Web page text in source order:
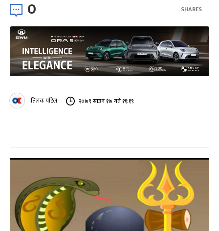
0 SHARES
तिलक पौडेल २०७९ साउन १७ गते ११:१९